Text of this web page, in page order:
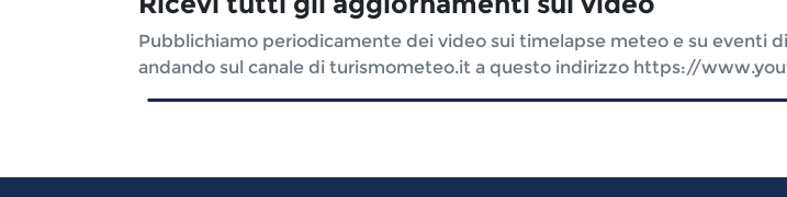
Pubblichiamo periodicamente dei video sui timelapse meteo e su eventi
andando sul canale di turismometeo.it a questo indirizzo https://